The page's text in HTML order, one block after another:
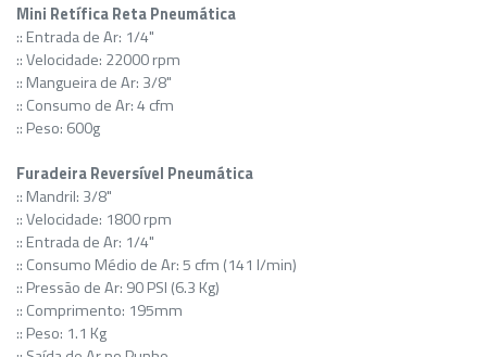
Mini Retífica Reta Pneumática
:: Entrada de Ar: 1/4"
:: Velocidade: 22000 rpm
:: Mangueira de Ar: 3/8"
:: Consumo de Ar: 4 cfm
:: Peso: 600g
Furadeira Reversível Pneumática
:: Mandril: 3/8"
:: Velocidade: 1800 rpm
:: Entrada de Ar: 1/4"
:: Consumo Médio de Ar: 5 cfm (141 l/min)
:: Pressão de Ar: 90 PSI (6.3 Kg)
:: Comprimento: 195mm
:: Peso: 1.1 Kg